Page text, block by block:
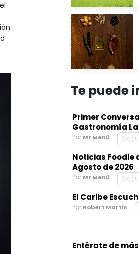
Te puede
Primer
Gastronomía
Por Mr Menú
Noticias Foodie
Agosto de 2026
Por Mr Menú
El Caribe
Por Robert Martin
Entérate de